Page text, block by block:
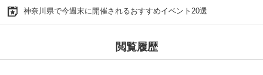
神奈川県で今週末に開催されるおすすめイベント20選
閲覧履歴